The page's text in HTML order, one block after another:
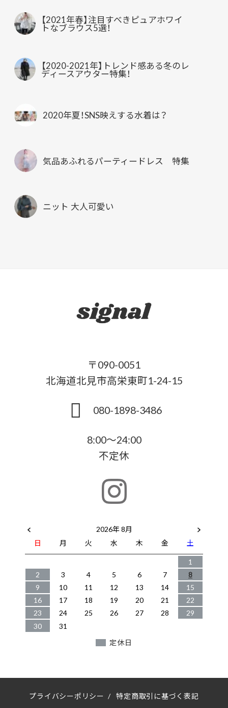
【2021年春】注目すべきピュアホワイ
トなブラウス5選！
【2020-2021年】トレンド感ある冬のレ
ディースアウター特集！
2020年夏！SNS映えする水着は？
気品あふれるパーティードレス 特集
ニット 大人可愛い
〒090-0051
北海道北見市高栄東町1-24-15
080-1898-3486
8:00～24:00
不定休
2026年 8月
日
月 火 水 木 金
土
1
2
3 4 5 6 7
8
9
10 11 12 13 14
15
16
17 18 19 20 21
22
23
24 25 26 27 28
29
30
31
定休日
プライバシーポリシー / 特定商取引に基づく表記